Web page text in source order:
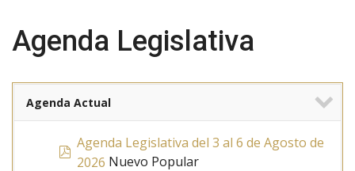
Agenda Legislativa
Agenda Actual
pdf
Agenda Legislativa del 3 al 6 de Agosto de
2026 Nuevo Popular